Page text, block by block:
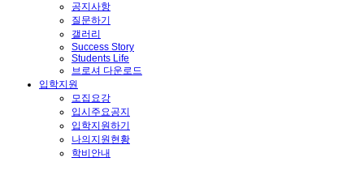
공지사항
질문하기
갤러리
Success Story
Students Life
브로셔 다운로드
입학지원
모집요강
입시주요공지
입학지원하기
나의지원현황
학비안내